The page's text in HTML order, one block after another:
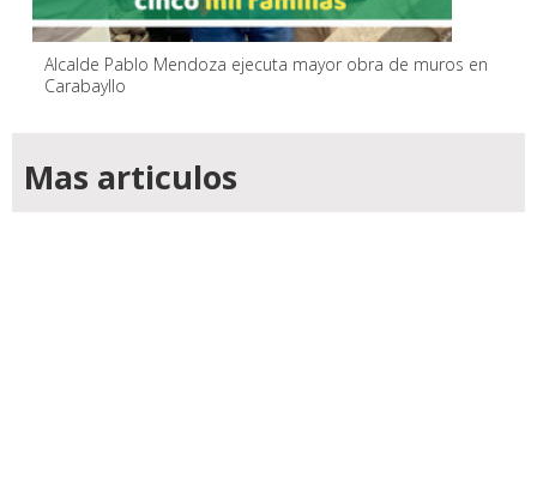
Alcalde Pablo Mendoza ejecuta mayor obra de muros en
Carabayllo
Mas articulos